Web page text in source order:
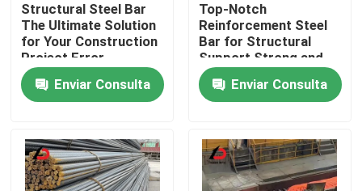
En casa.
Los vídeos
Structural Steel Bar
The Ultimate Solution
for Your Construction
Project Error
Message Forbidden
Enviar Consulta
Top-Notch
Reinforcement Steel
Bar for Structural
Support Strong and
Dependable
Enviar Consulta